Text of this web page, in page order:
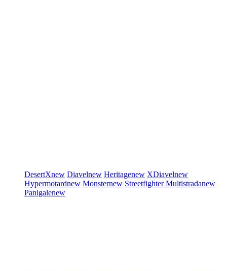
DesertXnew Diavelnew Heritagenew XDiavelnew
Hypermotardnew Monsternew StreetfighterMultistradanew
Panigalenew